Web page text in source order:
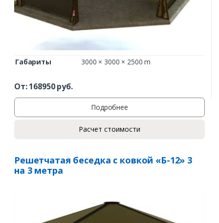
Заказать
Ваше имя*
Габариты 3000 × 3000 × 2500 m
От:168950руб.
Подробнее
Расчет стоимости
Решетчатая беседка с ковкой «Б-12» 3
на 3 метра